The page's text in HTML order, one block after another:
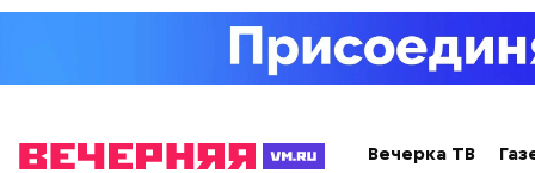
Вечерка ТВ